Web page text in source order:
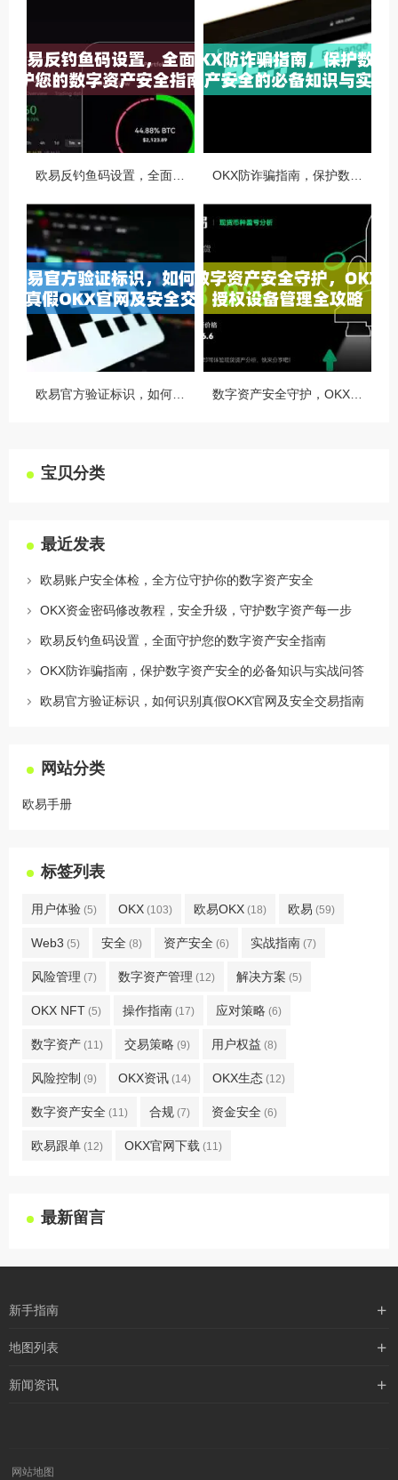
宝贝分类
最近发表
欧易账户安全体检，全方位守护你的数字资产安全
OKX资金密码修改教程，安全升级，守护数字资产每一步
欧易反钓鱼码设置，全面守护您的数字资产安全指南
OKX防诈骗指南，保护数字资产安全的必备知识与实战问答
欧易官方验证标识，如何识别真假OKX官网及安全交易指南
网站分类
欧易手册
标签列表
用户体验 (5) OKX (103) 欧易OKX (18) 欧易 (59)
Web3 (5) 安全 (8) 资产安全 (6) 实战指南 (7)
风险管理 (7) 数字资产管理 (12) 解决方案 (5)
OKX NFT (5) 操作指南 (17) 应对策略 (6)
数字资产 (11) 交易策略 (9) 用户权益 (8)
风险控制 (9) OKX资讯 (14) OKX生态 (12)
数字资产安全 (11) 合规 (7) 资金安全 (6)
欧易跟单 (12) OKX官网下载 (11)
最新留言
新手指南
购买流程
地图列表
最新文章
新闻资讯
媒体新闻
网站地图